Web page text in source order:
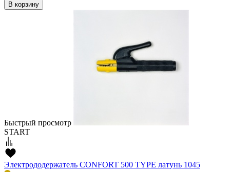
В корзину
Быстрый просмотр
START
Электрододержатель CONFORT 500 TYPE латунь 1045